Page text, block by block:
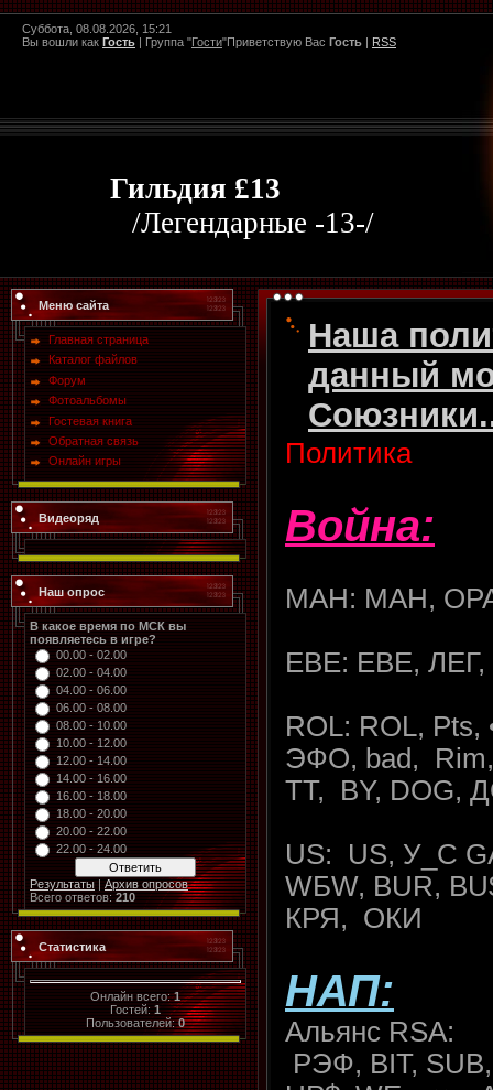
Суббота, 08.08.2026, 15:21
Вы вошли как Гость | Группа "Гости"Приветствую Вас Гость | RSS
Гильдия £13
/Легендарные -13-/
Меню сайта
Главная страница
Каталог файлов
Форум
Фотоальбомы
Гостевая книга
Обратная связь
Онлайн игры
Видеоряд
Наш опрос
В какое время по МСК вы
появляетесь в игре?
00.00 - 02.00
02.00 - 04.00
04.00 - 06.00
06.00 - 08.00
08.00 - 10.00
10.00 - 12.00
12.00 - 14.00
14.00 - 16.00
16.00 - 18.00
18.00 - 20.00
20.00 - 22.00
22.00 - 24.00
Результаты | Архив опросов
Всего ответов: 210
Статистика
Онлайн всего:1
Гостей:1
Пользователей:0
Наша
данный
Политика
Война:
МАН: МАН,
ЕВЕ: ЕВЕ, ЛЕГ,
ROL: ROL,
ЭФО, bad,
TT, BY, DOG,
US: US, У_С
WБW, BUR,
КРЯ, ОКИ
НАП:
Альянс RSA:
РЭФ, BIT,